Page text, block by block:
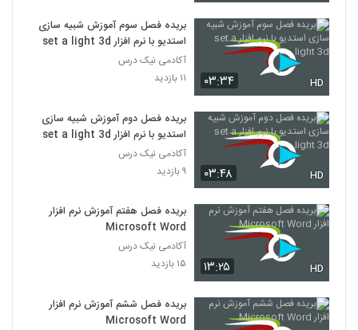
۰۳:۳۴ HD
بریده فصل سوم آموزش شبیه سازی
استدیو با نرم افزار set a light 3d
آکادمی نیک درس
۱۱ بازدید
۰۳:۴۸ HD
بریده فصل دوم آموزش شبیه سازی
استدیو با نرم افزار set a light 3d
آکادمی نیک درس
۹ بازدید
۱۳:۲۵ HD
بریده فصل هفتم آموزش نرم افزار
Microsoft Word
آکادمی نیک درس
۱۵ بازدید
بریده فصل ششم آموزش نرم افزار
Microsoft Word